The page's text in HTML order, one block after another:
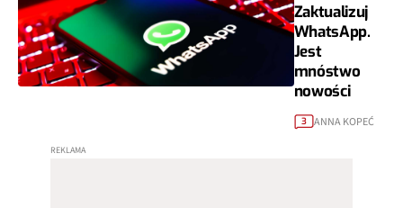
Zaktualizuj
WhatsApp.
Jest
mnóstwo
nowości
3 ANNA KOPEĆ